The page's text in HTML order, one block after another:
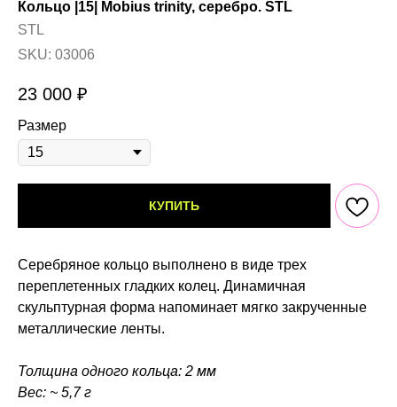
Кольцо |15| Mobius trinity, серебро. STL
STL
SKU: 03006
23 000 ₽
Размер
КУПИТЬ
Серебряное кольцо выполнено в виде трех
переплетенных гладких колец. Динамичная
скульптурная форма напоминает мягко закрученные
металлические ленты.
Толщина одного кольца: 2 мм
Вес: ~ 5,7 г